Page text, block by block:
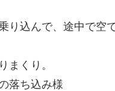
り込んで、途中で空
まくり。
落ち込み様